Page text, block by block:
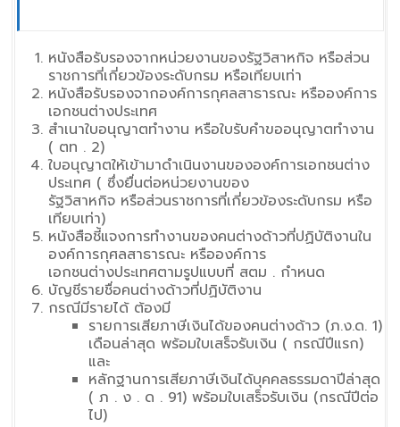
หนังสือรับรองจากหน่วยงานของรัฐวิสาหกิจ หรือส่วน
ราชการที่เกี่ยวข้องระดับกรม หรือเทียบเท่า
หนังสือรับรองจากองค์การกุศลสาธารณะ หรือองค์การ
เอกชนต่างประเทศ
สำเนาใบอนุญาตทำงาน หรือใบรับคำขออนุญาตทำงาน
( ตท . 2)
ใบอนุญาตให้เข้ามาดำเนินงานขององค์การเอกชนต่าง
ประเทศ ( ซึ่งยื่นต่อหน่วยงานของ
รัฐวิสาหกิจ หรือส่วนราชการที่เกี่ยวข้องระดับกรม หรือ
เทียบเท่า)
หนังสือชี้แจงการทำงานของคนต่างด้าวที่ปฏิบัติงานใน
องค์การกุศลสาธารณะ หรือองค์การ
เอกชนต่างประเทศตามรูปแบบที่ สตม . กำหนด
บัญชีรายชื่อคนต่างด้าวที่ปฏิบัติงาน
กรณีมีรายได้ ต้องมี
รายการเสียภาษีเงินได้ของคนต่างด้าว (ภ.ง.ด. 1)
เดือนล่าสุด พร้อมใบเสร็จรับเงิน ( กรณีปีแรก)
และ
หลักฐานการเสียภาษีเงินได้บุคคลธรรมดาปีล่าสุด
( ภ . ง . ด . 91) พร้อมใบเสร็จรับเงิน (กรณีปีต่อ
ไป)